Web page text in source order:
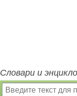
Словари и